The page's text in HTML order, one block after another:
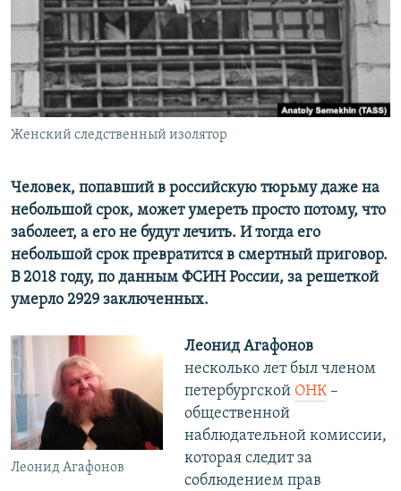
ПОБЕДИТЕЛЕЙ НЕ СУДЯТ?
КРЫМ.НЕПОКОРЕННЫЙ
ELIFBE
УКРАИНСКАЯ ПРОБЛЕМА КРЫМА
ПРИСОЕДИНЯЙТЕСЬ!
Все сайты RFE/RL
Женский следственный изолятор
Человек, попавший в российскую тюрьму даже на
небольшой срок, может умереть просто потому, что
заболеет, а его не будут лечить. И тогда его
небольшой срок превратится в смертный приговор.
В 2018 году, по данным ФСИН России, за решеткой
умерло 2929 заключенных.​
Леонид Агафонов
Леонид Агафонов
несколько лет был членом
петербургской ОНК–
общественной
наблюдательной комиссии,
которая следит за
соблюдением прав